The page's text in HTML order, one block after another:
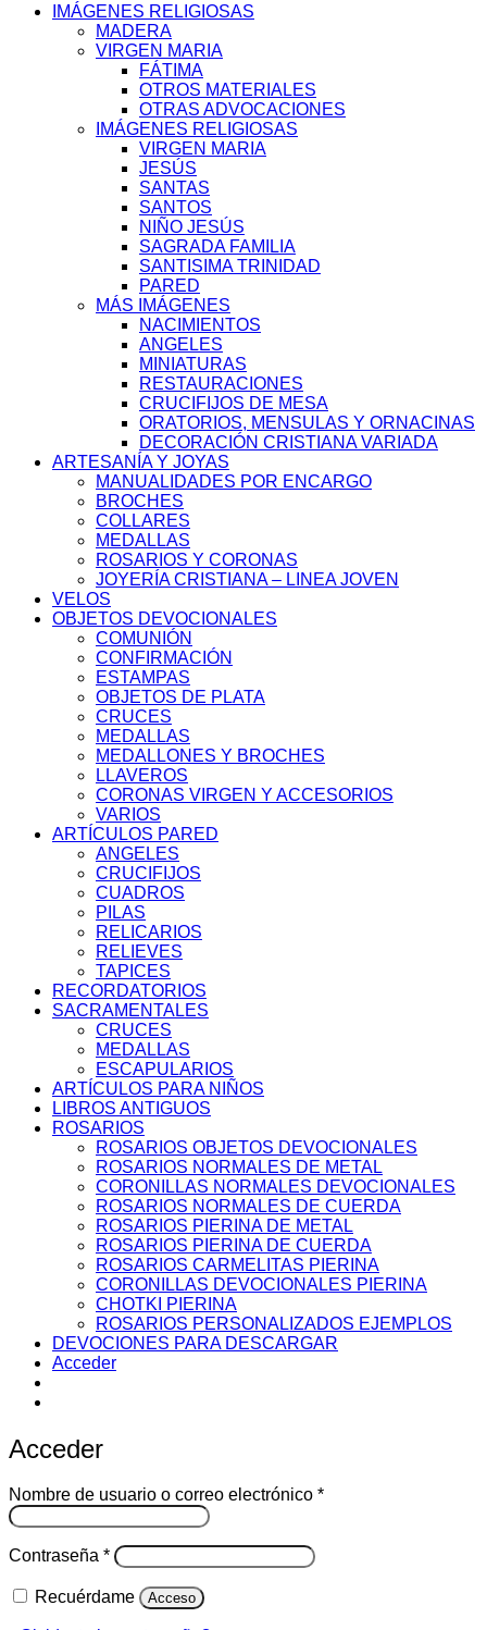
IMÁGENES RELIGIOSAS
MADERA
VIRGEN MARIA
FÁTIMA
OTROS MATERIALES
OTRAS ADVOCACIONES
IMÁGENES RELIGIOSAS
VIRGEN MARIA
JESÚS
SANTAS
SANTOS
NIÑO JESÚS
SAGRADA FAMILIA
SANTISIMA TRINIDAD
PARED
MÁS IMÁGENES
NACIMIENTOS
ANGELES
MINIATURAS
RESTAURACIONES
CRUCIFIJOS DE MESA
ORATORIOS, MENSULAS Y ORNACINAS
DECORACIÓN CRISTIANA VARIADA
ARTESANÍA Y JOYAS
MANUALIDADES POR ENCARGO
BROCHES
COLLARES
MEDALLAS
ROSARIOS Y CORONAS
JOYERÍA CRISTIANA – LINEA JOVEN
VELOS
OBJETOS DEVOCIONALES
COMUNIÓN
CONFIRMACIÓN
ESTAMPAS
OBJETOS DE PLATA
CRUCES
MEDALLAS
MEDALLONES Y BROCHES
LLAVEROS
CORONAS VIRGEN Y ACCESORIOS
VARIOS
ARTÍCULOS PARED
ANGELES
CRUCIFIJOS
CUADROS
PILAS
RELICARIOS
RELIEVES
TAPICES
RECORDATORIOS
SACRAMENTALES
CRUCES
MEDALLAS
ESCAPULARIOS
ARTÍCULOS PARA NIÑOS
LIBROS ANTIGUOS
ROSARIOS
ROSARIOS OBJETOS DEVOCIONALES
ROSARIOS NORMALES DE METAL
CORONILLAS NORMALES DEVOCIONALES
ROSARIOS NORMALES DE CUERDA
ROSARIOS PIERINA DE METAL
ROSARIOS PIERINA DE CUERDA
ROSARIOS CARMELITAS PIERINA
CORONILLAS DEVOCIONALES PIERINA
CHOTKI PIERINA
ROSARIOS PERSONALIZADOS EJEMPLOS
DEVOCIONES PARA DESCARGAR
Acceder
Acceder
Nombre de usuario o correo electrónico *Obligatorio
Contraseña *Obligatorio
Recuérdame Acceso